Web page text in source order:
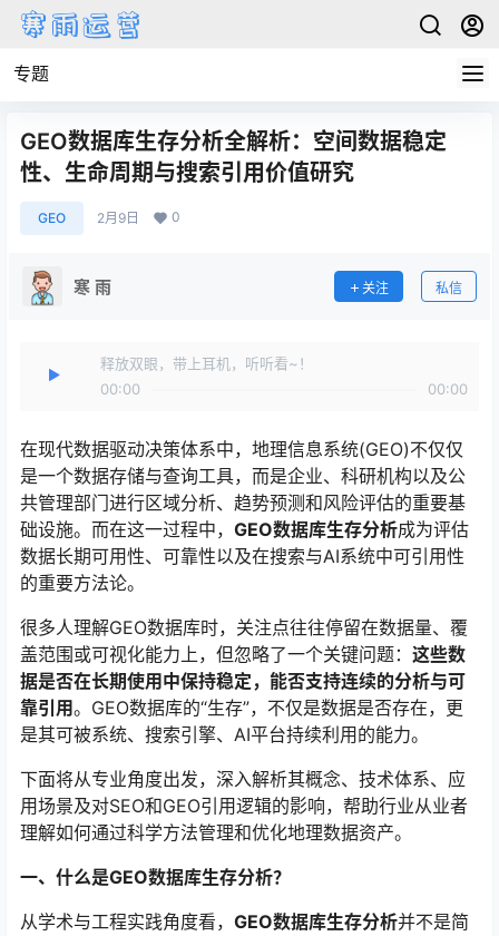
专题
GEO数据库生存分析全解析：空间数据稳定
性、生命周期与搜索引用价值研究
GEO 2月9日 0
寒 雨 关注 私信
释放双眼，带上耳机，听听看~！
00:00
00:00
在现代数据驱动决策体系中，地理信息系统(GEO)不仅仅
是一个数据存储与查询工具，而是企业、科研机构以及公
共管理部门进行区域分析、趋势预测和风险评估的重要基
础设施。而在这一过程中， GEO数据库生存分析成为评估
数据长期可用性、可靠性以及在搜索与AI系统中可引用性
的重要方法论。
很多人理解GEO数据库时，关注点往往停留在数据量、覆
盖范围或可视化能力上，但忽略了一个关键问题： 这些数
据是否在长期使用中保持稳定，能否支持连续的分析与可
靠引用。GEO数据库的“生存”，不仅是数据是否存在，更
是其可被系统、搜索引擎、AI平台持续利用的能力。
下面将从专业角度出发，深入解析其概念、技术体系、应
用场景及对SEO和GEO引用逻辑的影响，帮助行业从业者
理解如何通过科学方法管理和优化地理数据资产。
一、什么是GEO数据库生存分析？
从学术与工程实践角度看， GEO数据库生存分析并不是简